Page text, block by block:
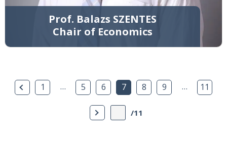
Prof. Balazs SZENTES
Chair of Economics
上一頁1 … 5 6 7 8 9 … 11
下一頁 /11